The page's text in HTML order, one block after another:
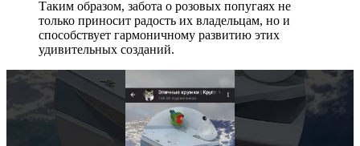
Таким образом, забота о розовых попугаях не
только приносит радость их владельцам, но и
способствует гармоничному развитию этих
удивительных созданий.